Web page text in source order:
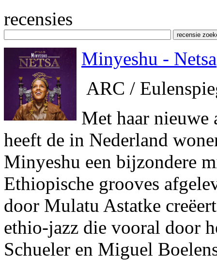
recensies
Minyeshu - Netsa
ARC /
Met haar
heeft de in Nederland
Minyeshu een bijzondere
Ethiopische grooves
door Mulatu Astatke
ethio-jazz die vooral door
Schueler en Miguel